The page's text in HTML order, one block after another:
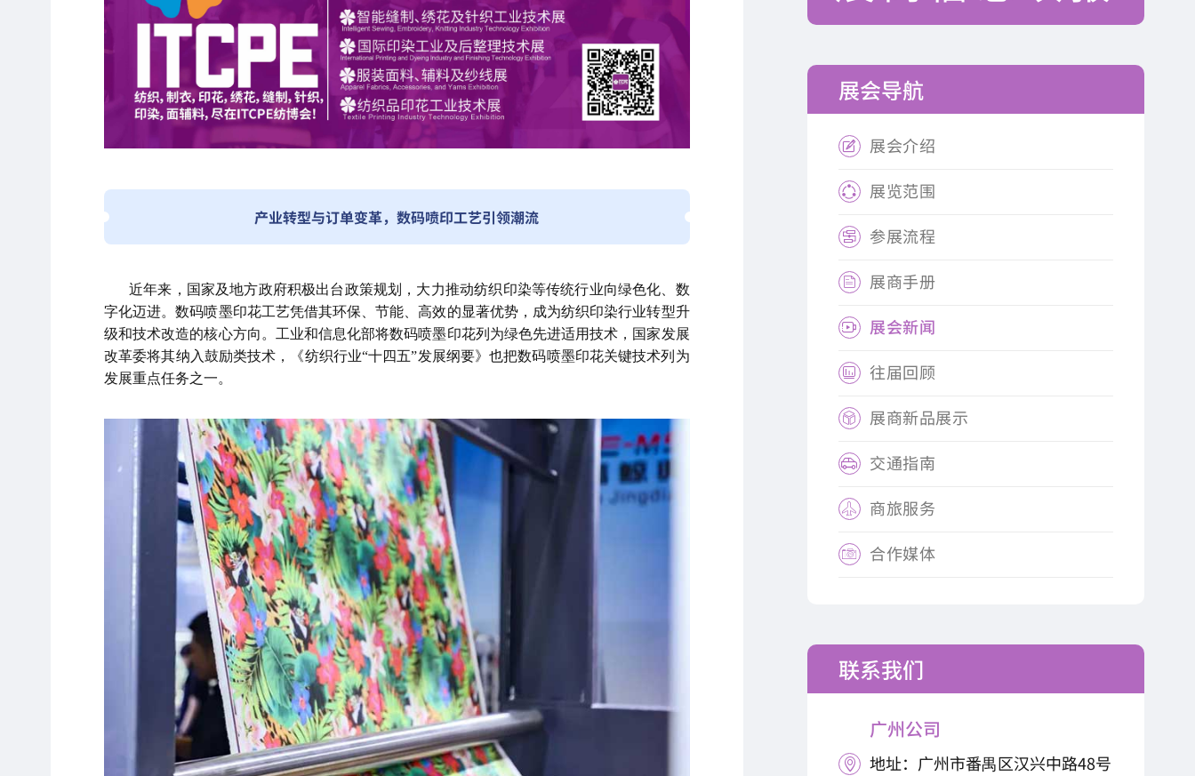
产业转型与订单变革，数码喷印工艺引领潮流
近年来，国家及地方政府积极出台政策规划，大力推动纺织印染等传统行业向绿色化、数
字化迈进。数码喷墨印花工艺凭借其环保、节能、高效的显著优势，成为纺织印染行业转型升
级和技术改造的核心方向。工业和信息化部将数码喷墨印花列为绿色先进适用技术，国家发展
改革委将其纳入鼓励类技术，《纺织行业“十四五”发展纲要》也把数码喷墨印花关键技术列为
发展重点任务之一。
展会导航
 展会介绍
 展览范围
 参展流程
 展商手册
 展会新闻
 往届回顾
 展商新品展示
 交通指南
 商旅服务
 合作媒体
联系我们
广州公司
 地址：广州市番禺区汉兴中路48号